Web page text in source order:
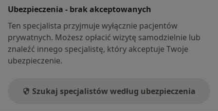
Ubezpieczenia - brak akceptowanych
Ten specjalista przyjmuje wyłącznie pacjentów
prywatnych. Możesz opłacić wizytę samodzielnie lub
znaleźć innego specjalistę, który akceptuje Twoje
ubezpieczenie.
Szukaj specjalistów według ubezpieczenia